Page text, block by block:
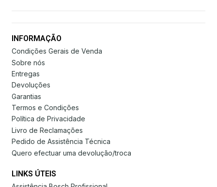
INFORMAÇÃO
Condições Gerais de Venda
Sobre nós
Entregas
Devoluções
Garantias
Termos e Condições
Política de Privacidade
Livro de Reclamações
Pedido de Assistência Técnica
Quero efectuar uma devolução/troca
LINKS ÚTEIS